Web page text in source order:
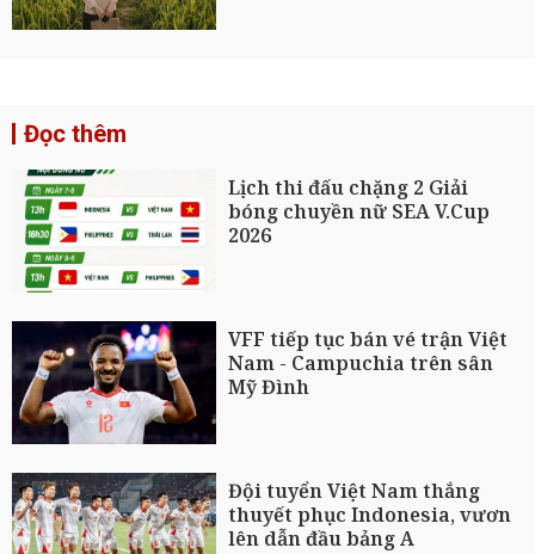
Đọc thêm
Lịch thi đấu chặng 2 Giải
bóng chuyền nữ SEA V.Cup
2026
VFF tiếp tục bán vé trận Việt
Nam - Campuchia trên sân
Mỹ Đình
Đội tuyển Việt Nam thắng
thuyết phục Indonesia, vươn
lên dẫn đầu bảng A